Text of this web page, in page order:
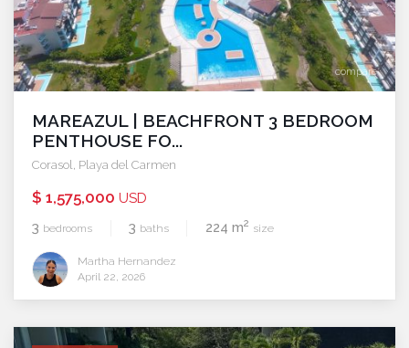
compare
MAREAZUL | BEACHFRONT 3 BEDROOM
PENTHOUSE FO...
Corasol Playa del Carmen
$ 1,575,000 USD
3 bedrooms 3 baths 224 m2 size
Martha Hernandez
April 22, 2026